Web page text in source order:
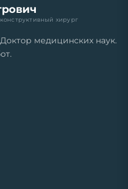
хирург
медицинских наук.